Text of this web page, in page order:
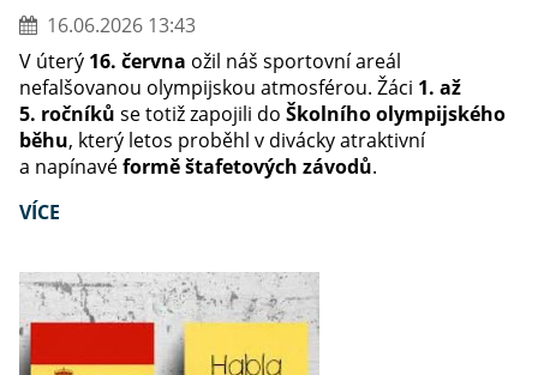
16.06.2026 13:43
V úterý 16. června ožil náš sportovní areál
nefalšovanou olympijskou atmosférou. Žáci 1. až
5. ročníků se totiž zapojili do Školního olympijského
běhu, který letos proběhl v divácky atraktivní
a napínavéformě štafetových závodů.
VÍCE